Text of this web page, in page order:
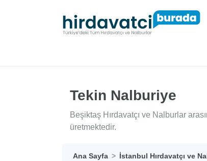
Tekin Nalburiye
Beşiktaş Hırdavatçı ve Nalburlar
üretmektedir.
Ana Sayfa İstanbul Hırdavatçı ve